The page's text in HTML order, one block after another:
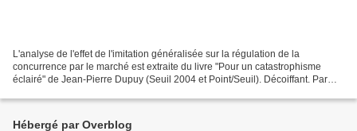
L'analyse de l'effet de l'imitation généralisée sur la régulation de la
concurrence par le marché est extraite du livre "Pour un catastrophisme
éclairé" de Jean-Pierre Dupuy (Seuil 2004 et Point/Seuil). Décoiffant. Par
Hébergé par Overblog